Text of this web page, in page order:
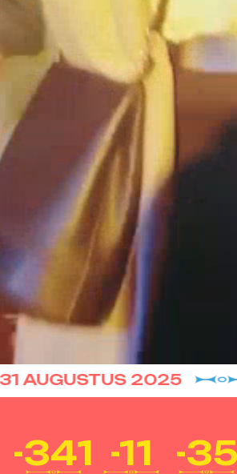
2025
-341 -11 -35